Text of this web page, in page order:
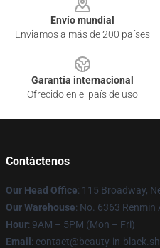
Envío mundial
Enviamos a más de 200 países
Garantía internacional
Ofrecido en el país de uso
Contáctenos
Our Head Office: 115 Broadway,
Our Warehouse: No. 6363 Renmin
Hour: 9AM – 5PM (Mon – Fri)
Email : contact@beauty-in-